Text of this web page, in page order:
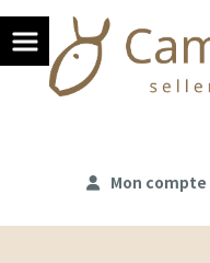
Mon compte